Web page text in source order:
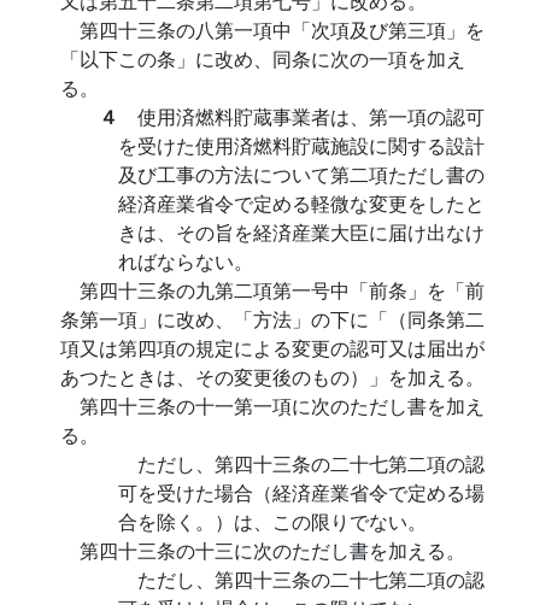
第四十三条の八第一項中「次項及び第三項」を
「以下この条」に改め、同条に次の一項を加え
る。
４ 使用済燃料貯蔵事業者は、第一項の認可
を受けた使用済燃料貯蔵施設に関する設計
及び工事の方法について第二項ただし書の
経済産業省令で定める軽微な変更をしたと
きは、その旨を経済産業大臣に届け出なけ
ればならない。
第四十三条の九第二項第一号中「前条」を「前
条第一項」に改め、「方法」の下に「（同条第二
項又は第四項の規定による変更の認可又は届出が
あつたときは、その変更後のもの）」を加える。
第四十三条の十一第一項に次のただし書を加え
る。
ただし、第四十三条の二十七第二項の認
可を受けた場合（経済産業省令で定める場
合を除く。）は、この限りでない。
第四十三条の十三に次のただし書を加える。
ただし、第四十三条の二十七第二項の認